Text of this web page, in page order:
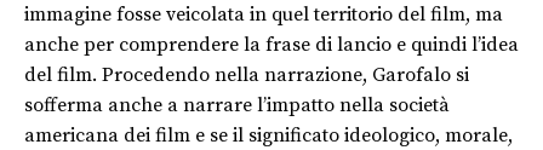
immagine fosse veicolata in quel territorio del film, ma
anche per comprendere la frase di lancio e quindi l’idea
del film. Procedendo nella narrazione, Garofalo si
sofferma anche a narrare l’impatto nella società
americana dei film e se il significato ideologico, morale,